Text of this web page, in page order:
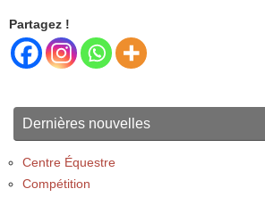
Partagez !
Dernières nouvelles
Centre Équestre
Compétition